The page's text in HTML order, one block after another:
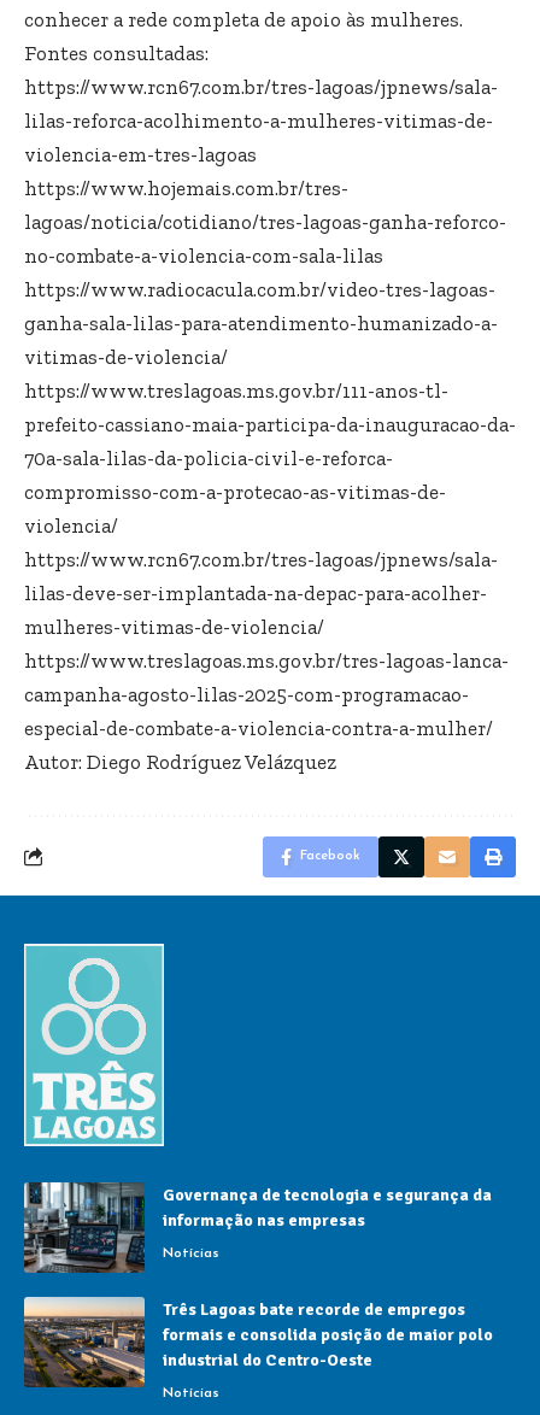
conhecer a rede completa de apoio às mulheres.
Fontes consultadas:
https://www.rcn67.com.br/tres-lagoas/jpnews/sala-
lilas-reforca-acolhimento-a-mulheres-vitimas-de-
violencia-em-tres-lagoas
https://www.hojemais.com.br/tres-
lagoas/noticia/cotidiano/tres-lagoas-ganha-reforco-
no-combate-a-violencia-com-sala-lilas
https://www.radiocacula.com.br/video-tres-lagoas-
ganha-sala-lilas-para-atendimento-humanizado-a-
vitimas-de-violencia/
https://www.treslagoas.ms.gov.br/111-anos-tl-
prefeito-cassiano-maia-participa-da-inauguracao-da-
70a-sala-lilas-da-policia-civil-e-reforca-
compromisso-com-a-protecao-as-vitimas-de-
violencia/
https://www.rcn67.com.br/tres-lagoas/jpnews/sala-
lilas-deve-ser-implantada-na-depac-para-acolher-
mulheres-vitimas-de-violencia/
https://www.treslagoas.ms.gov.br/tres-lagoas-lanca-
campanha-agosto-lilas-2025-com-programacao-
especial-de-combate-a-violencia-contra-a-mulher/
Autor: Diego Rodríguez Velázquez
Facebook
Governança de tecnologia e segurança da
informação nas empresas
Notícias
Três Lagoas bate recorde de empregos
formais e consolida posição de maior polo
industrial do Centro-Oeste
Notícias